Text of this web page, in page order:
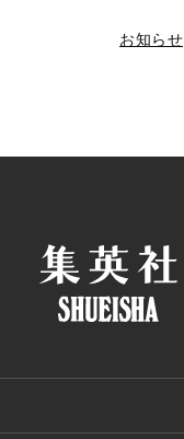
お知らせ